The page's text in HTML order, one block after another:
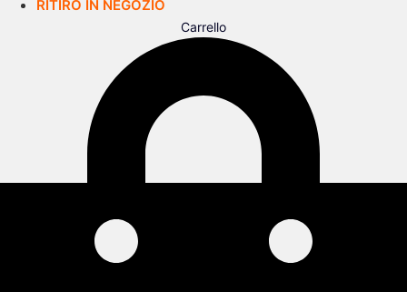
RITIRO IN NEGOZIO
Carrello